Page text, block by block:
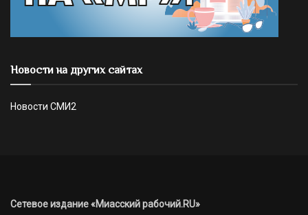
Новости на других сайтах
Новости СМИ2
Сетевое издание «Миасский рабочий.RU»